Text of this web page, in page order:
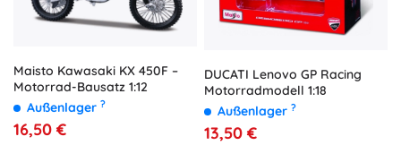
Maisto Kawasaki KX 450F –
Motorrad-Bausatz 1:12
Außenlager ?
16,50 €
DUCATI Lenovo GP Racing
Motorradmodell 1:18
Außenlager ?
13,50 €